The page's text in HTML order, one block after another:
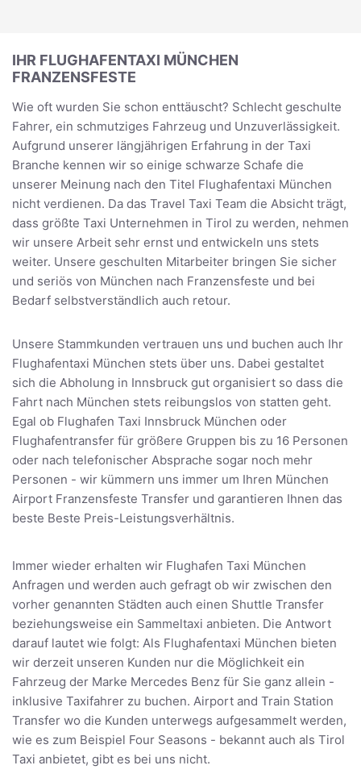
IHR FLUGHAFENTAXI MÜNCHEN
FRANZENSFESTE
Wie oft wurden Sie schon enttäuscht? Schlecht geschulte
Fahrer, ein schmutziges Fahrzeug und Unzuverlässigkeit.
Aufgrund unserer längjährigen Erfahrung in der Taxi
Branche kennen wir so einige schwarze Schafe die
unserer Meinung nach den Titel Flughafentaxi München
nicht verdienen. Da das Travel Taxi Team die Absicht trägt,
dass größte Taxi Unternehmen in Tirol zu werden, nehmen
wir unsere Arbeit sehr ernst und entwickeln uns stets
weiter. Unsere geschulten Mitarbeiter bringen Sie sicher
und seriös von München nach Franzensfeste und bei
Bedarf selbstverständlich auch retour.
Unsere Stammkunden vertrauen uns und buchen auch Ihr
Flughafentaxi München stets über uns. Dabei gestaltet
sich die Abholung in Innsbruck gut organisiert so dass die
Fahrt nach München stets reibungslos von statten geht.
Egal ob Flughafen Taxi Innsbruck München oder
Flughafentransfer für größere Gruppen bis zu 16 Personen
oder nach telefonischer Absprache sogar noch mehr
Personen - wir kümmern uns immer um Ihren München
Airport Franzensfeste Transfer und garantieren Ihnen das
beste Beste Preis-Leistungsverhältnis.
Immer wieder erhalten wir Flughafen Taxi München
Anfragen und werden auch gefragt ob wir zwischen den
vorher genannten Städten auch einen Shuttle Transfer
beziehungsweise ein Sammeltaxi anbieten. Die Antwort
darauf lautet wie folgt: Als Flughafentaxi München bieten
wir derzeit unseren Kunden nur die Möglichkeit ein
Fahrzeug der Marke Mercedes Benz für Sie ganz allein -
inklusive Taxifahrer zu buchen. Airport and Train Station
Transfer wo die Kunden unterwegs aufgesammelt werden,
wie es zum Beispiel Four Seasons - bekannt auch als Tirol
Taxi anbietet, gibt es bei uns nicht.